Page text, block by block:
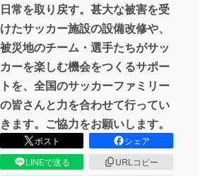
CAMPFIREふるさと納税machi-ya
日常を取り戻す。甚大な被害を受
けたサッカー施設の設備改修や、
被災地のチーム・選手たちがサッ
カーを楽しむ機会をつくるサポー
トを、全国のサッカーファミリー
の皆さんと力を合わせて行ってい
きます。ご協力をお願いします。
ポスト
シェア
LINEで送る
URLコピー